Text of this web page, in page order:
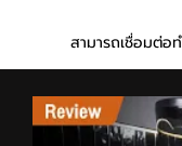
สามารถเชื่อมต่อ